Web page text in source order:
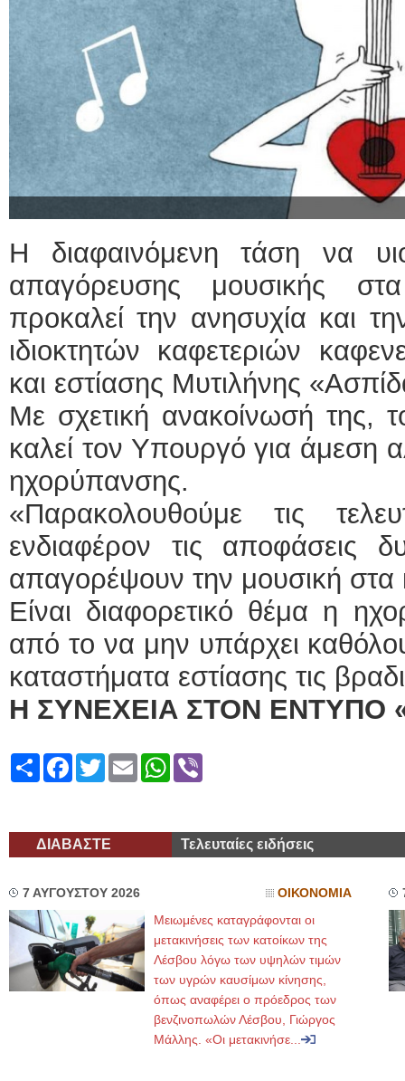
Η διαφαινόμενη τάση να
απαγόρευσης μουσικής
προκαλεί την ανησυχία και
ιδιοκτητών καφετεριών
και εστίασης Μυτιλήνης
Με σχετική ανακοίνωσή της,
καλεί τον Υπουργό για άμεση
ηχορύπανσης.
«Παρακολουθούμε τις
ενδιαφέρον τις
απαγορέψουν την μουσική στα
Είναι διαφορετικό θέμα η
από το να μην υπάρχει
καταστήματα εστίασης τις
Η ΣΥΝΕΧΕΙΑ ΣΤΟΝ ΕΝΤΥΠΟ
ShareFacebook
TwitterEmailWhatsApp
ΔΙΑΒΑΣΤΕ Τελευταίες ειδήσεις
7 ΑΥΓΟΥΣΤΟΥ 2026 ΟΙΚΟΝΟΜΙΑ
Μειωμένες καταγράφονται οι
μετακινήσεις των κατοίκων της
Λέσβου λόγω των υψηλών τιμών
των υγρών καυσίμων κίνησης,
όπως αναφέρει ο πρόεδρος των
βενζινοπωλών Λέσβου, Γιώργος
Μάλλης. «Οι μετακινήσε...